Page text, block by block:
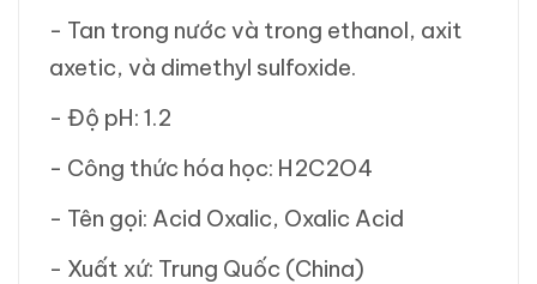
- Tan trong nước và trong ethanol, axit
axetic, và dimethyl sulfoxide.
- Độ pH: 1.2
- Công thức hóa học: H2C2O4
- Tên gọi: Acid Oxalic, Oxalic Acid
- Xuất xứ: Trung Quốc (China)